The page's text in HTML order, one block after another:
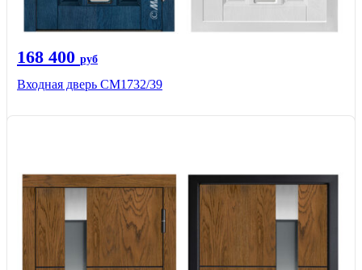
168 400 руб
Входная дверь СМ1732/39